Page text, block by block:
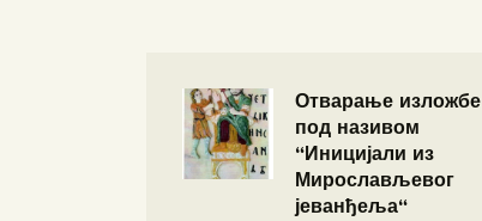
Отварање изложбе
под називом
“Иницијали из
Мирослављевог
јеванђеља“